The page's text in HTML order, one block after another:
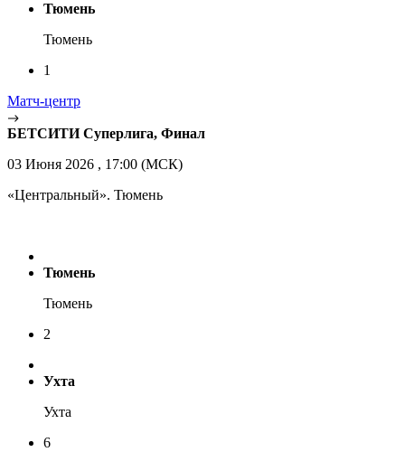
Тюмень
Тюмень
1
Матч-центр
БЕТСИТИ Суперлига, Финал
03 Июня 2026 , 17:00 (МСК)
«Центральный». Тюмень
Тюмень
Тюмень
2
Ухта
Ухта
6